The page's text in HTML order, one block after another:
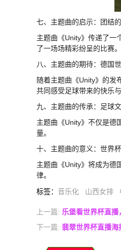
七、主题曲的启示：团结
主题曲《Unity》传递了一
了一场场精彩纷呈的比赛。
八、主题曲的期待：德国
随着主题曲《Unity》的发
共同感受足球带来的快乐与
九、主题曲的传承：足球
主题曲《Unity》不仅是德
量。
十、主题曲的意义：世界
主题曲《Unity》将成为德
律。
标签： 音乐化 山西女排
上一篇: 乐堡看世界杯直
下一篇: 翡翠世界杯直播